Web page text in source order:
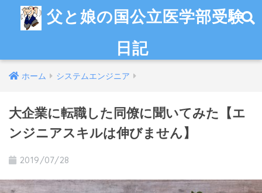
父と娘の国公立医学部受験
日記
ホーム システムエンジニア
大企業に転職した同僚に聞いてみた【エ
ンジニアスキルは伸びません】
2019/07/28